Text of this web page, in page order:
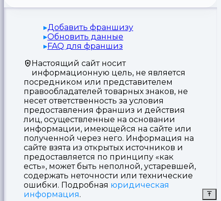
Добавить франшизу
Обновить данные
FAQ для франшиз
Настоящий сайт носит
информационную цель, не является
посредником или представителем
правообладателей товарных знаков, не
несет ответственность за условия
предоставления франшиз и действия
лиц, осуществленные на основании
информации, имеющейся на сайте или
полученной через него. Информация на
сайте взята из открытых источников и
предоставляется по принципу «как
есть», может быть неполной, устаревшей,
содержать неточности или технические
ошибки. Подробная юридическая
информация.